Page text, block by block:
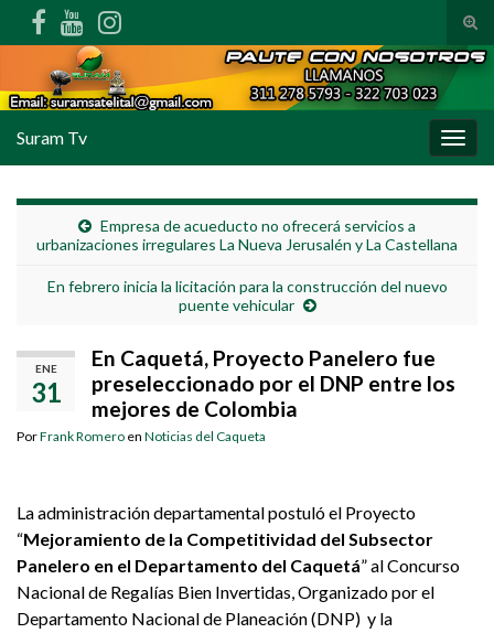
Suram Tv
Empresa de acueducto no ofrecerá servicios a
urbanizaciones irregulares La Nueva Jerusalén y La Castellana
En febrero inicia la licitación para la construcción del nuevo
puente vehicular
ENE
31
En Caquetá, Proyecto Panelero fue
preseleccionado por el DNP entre los
mejores de Colombia
PorFrank Romero en Noticias del Caqueta
La administración departamental postuló el Proyecto
“Mejoramiento de la Competitividad del Subsector
Panelero en el Departamento del Caquetá” al Concurso
Nacional de Regalías Bien Invertidas, Organizado por el
Departamento Nacional de Planeación (DNP) y la